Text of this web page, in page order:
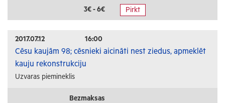
Citi pasākumi
Sports
Florbols
Slēpošana
3€ - 6€ Pirkt
2017.07.12 16:00
Cēsu kaujām 98; cēsnieki aicināti nest ziedus, apmeklēt
kauju rekonstrukciju
Uzvaras piemineklis
Bezmaksas